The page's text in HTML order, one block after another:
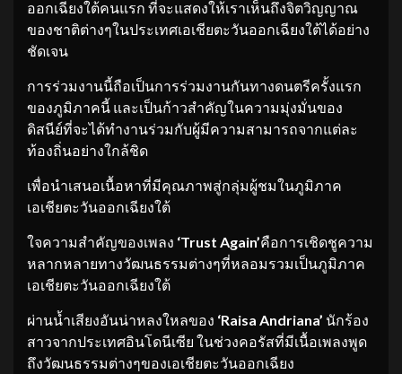
ออกเฉียงใต้คนแรก ที่จะแสดงให้เราเห็นถึงจิตวิญญาณ
ของชาติต่างๆในประเทศเอเชียตะวันออกเฉียงใต้ได้อย่าง
ชัดเจน
การร่วมงานนี้ถือเป็นการร่วมงานกันทางดนตรีครั้งแรก
ของภูมิภาคนี้ และเป็นก้าวสำคัญในความมุ่งมั่นของ
ดิสนีย์ที่จะได้ทำงานร่วมกับผู้มีความสามารถจากแต่ละ
ท้องถิ่นอย่างใกล้ชิด
เพื่อนำเสนอเนื้อหาที่มีคุณภาพสู่กลุ่มผู้ชมในภูมิภาค
เอเชียตะวันออกเฉียงใต้
ใจความสำคัญของเพลง ‘Trust Again’คือการเชิดชูความ
หลากหลายทางวัฒนธรรมต่างๆที่หลอมรวมเป็นภูมิภาค
เอเชียตะวันออกเฉียงใต้
ผ่านน้ำเสียงอันน่าหลงใหลของ ‘Raisa Andriana’ นักร้อง
สาวจากประเทศอินโดนีเซีย ในช่วงคอรัสที่มีเนื้อเพลงพูด
ถึงวัฒนธรรมต่างๆของเอเชียตะวันออกเฉียง